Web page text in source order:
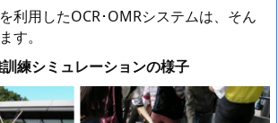
利用したOCR･OMRシステムは、そん
す。
練シミュレーションの様子